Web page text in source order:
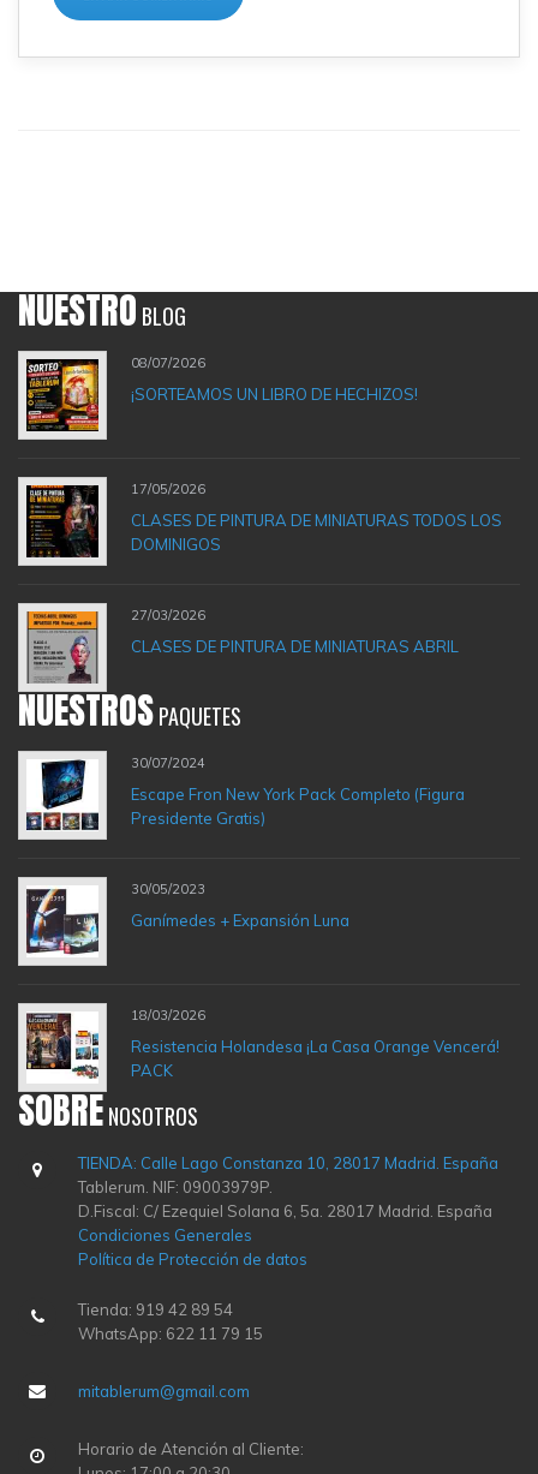
NUESTROBLOG
08/07/2026
¡SORTEAMOS UN LIBRO DE HECHIZOS!
17/05/2026
CLASES DE PINTURA DE MINIATURAS TODOS LOS
DOMINIGOS
27/03/2026
CLASES DE PINTURA DE MINIATURAS ABRIL
NUESTROSPAQUETES
30/07/2024
Escape Fron New York Pack Completo (Figura
Presidente Gratis)
30/05/2023
Ganímedes + Expansión Luna
18/03/2026
Resistencia Holandesa ¡La Casa Orange Vencerá!
PACK
SOBRENOSOTROS
TIENDA: Calle Lago Constanza 10, 28017 Madrid. España
Tablerum. NIF: 09003979P.
D.Fiscal: C/ Ezequiel Solana 6, 5a. 28017 Madrid. España
Condiciones Generales
Política de Protección de datos
Tienda: 919 42 89 54
WhatsApp: 622 11 79 15
mitablerum@gmail.com
Horario de Atención al Cliente: